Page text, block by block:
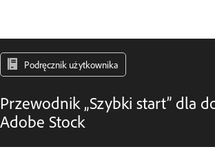
Podręcznik użytkownika
Przewodnik „Szybki start” dla
Adobe Stock